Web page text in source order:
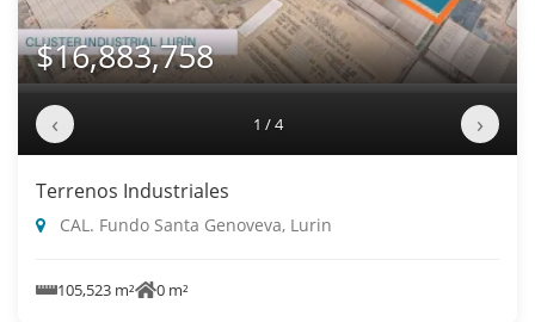
$16,883,758
‹ 1 / 4 ›
Terrenos Industriales
CAL. Fundo Santa Genoveva, Lurin
105,523 m² 0 m²